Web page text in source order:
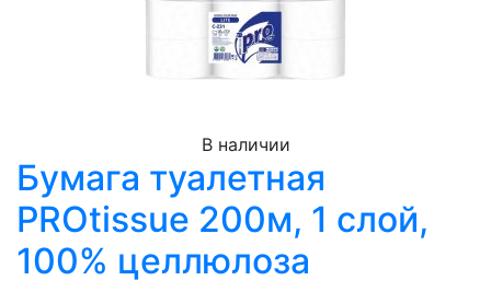
В наличии
Бумага туалетная
PROtissue 200м, 1 cлой,
100% целлюлоза